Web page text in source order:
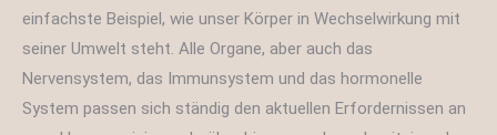
einfachste Beispiel, wie unser Körper in Wechselwirkung mit
seiner Umwelt steht. Alle Organe, aber auch das
Nervensystem, das Immunsystem und das hormonelle
System passen sich ständig den aktuellen Erfordernissen an